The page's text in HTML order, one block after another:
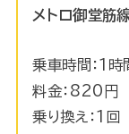
メトロ御堂
乗車時間：1
料金：820円
乗り換え：1回